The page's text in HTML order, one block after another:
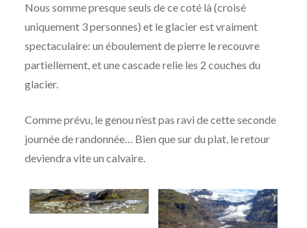
Nous somme presque seuls de ce coté là (croisé
uniquement 3 personnes) et le glacier est vraiment
spectaculaire: un éboulement de pierre le recouvre
partiellement, et une cascade relie les 2 couches du
glacier.
Comme prévu, le genou n’est pas ravi de cette seconde
journée de randonnée… Bien que sur du plat, le retour
deviendra vite un calvaire.